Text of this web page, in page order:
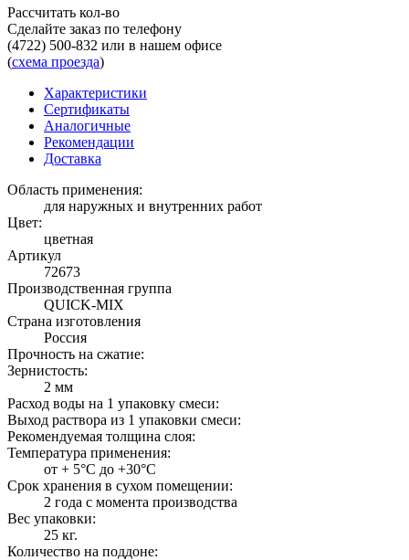
Рассчитать кол-во
Сделайте заказ по телефону
(4722) 500-832 или в нашем офисе
(схема проезда)
Характеристики
Сертификаты
Аналогичные
Рекомендации
Доставка
Область применения:
для наружных и внутренних работ
Цвет:
цветная
Артикул
72673
Производственная группа
QUICK-MIX
Страна изготовления
Россия
Прочность на сжатие:
Зернистость:
2 мм
Расход воды на 1 упаковку смеси:
Выход раствора из 1 упаковки смеси:
Рекомендуемая толщина слоя:
Температура применения:
от + 5°С до +30°С
Срок хранения в сухом помещении:
2 года с момента производства
Вес упаковки:
25 кг.
Количество на поддоне: